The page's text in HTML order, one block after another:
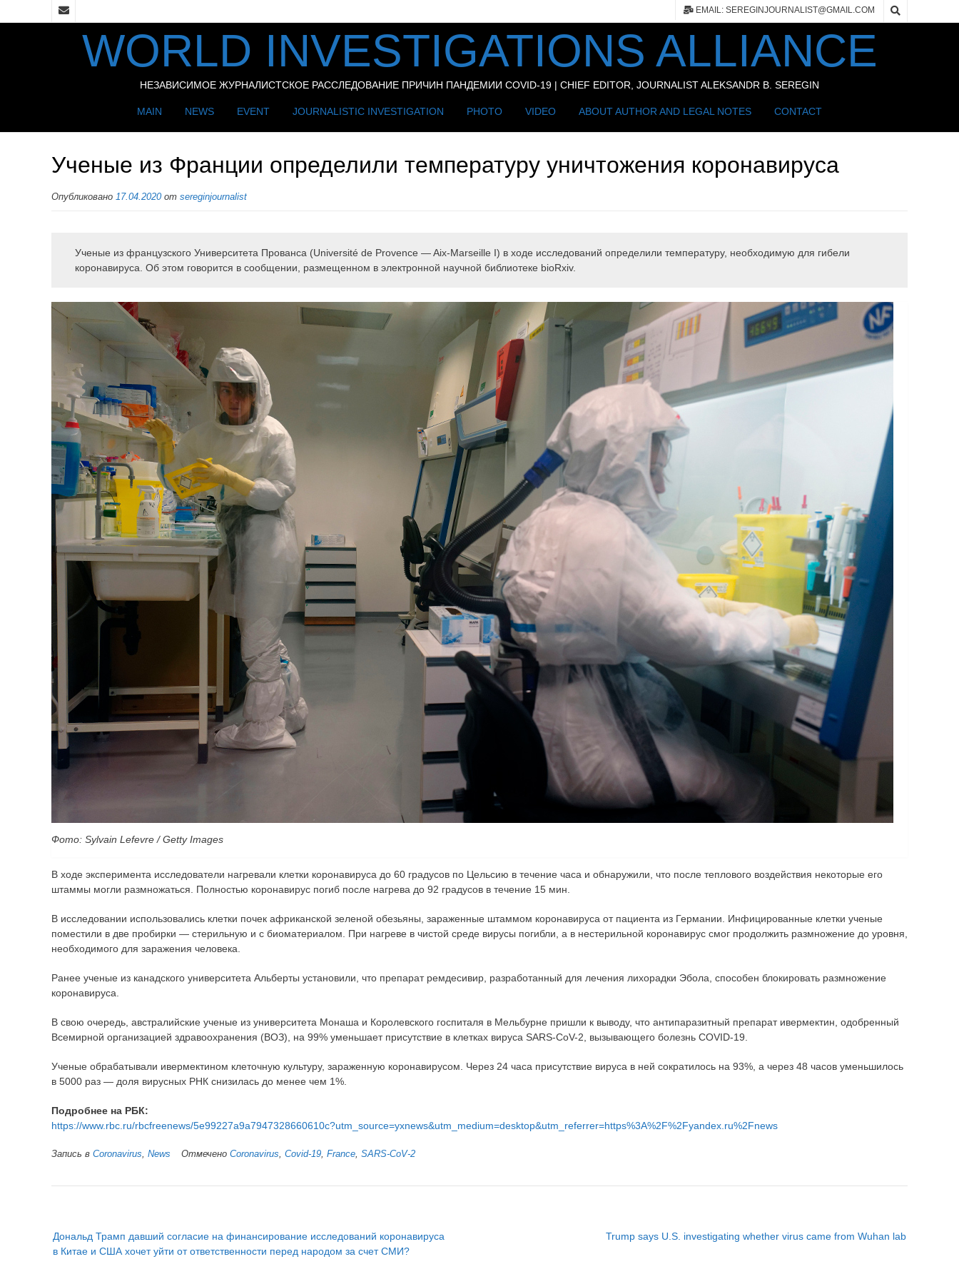
EMAIL: SEREGINJOURNALIST@GMAIL.COM
WORLD INVESTIGATIONS ALLIANCE
НЕЗАВИСИМОЕ ЖУРНАЛИСТСКОЕ РАССЛЕДОВАНИЕ ПРИЧИН ПАНДЕМИИ COVID-19 | CHIEF EDITOR, JOURNALIST ALEKSANDR B. SEREGIN
MAIN NEWS EVENT JOURNALISTIC INVESTIGATION PHOTO VIDEO ABOUT AUTHOR AND LEGAL NOTES CONTACT
Ученые из Франции определили температуру уничтожения коронавируса
Опубликовано 17.04.2020 от sereginjournalist
Ученые из французского Университета Прованса (Université de Provence — Aix-Marseille I) в ходе исследований определили температуру, необходимую для гибели
коронавируса. Об этом говорится в сообщении, размещенном в электронной научной библиотеке bioRxiv.
Фото: Sylvain Lefevre / Getty Images
В ходе эксперимента исследователи нагревали клетки коронавируса до 60 градусов по Цельсию в течение часа и обнаружили, что после теплового воздействия некоторые его
штаммы могли размножаться. Полностью коронавирус погиб после нагрева до 92 градусов в течение 15 мин.
В исследовании использовались клетки почек африканской зеленой обезьяны, зараженные штаммом коронавируса от пациента из Германии. Инфицированные клетки ученые
поместили в две пробирки — стерильную и с биоматериалом. При нагреве в чистой среде вирусы погибли, а в нестерильной коронавирус смог продолжить размножение до уровня,
необходимого для заражения человека.
Ранее ученые из канадского университета Альберты установили, что препарат ремдесивир, разработанный для лечения лихорадки Эбола, способен блокировать размножение
коронавируса.
В свою очередь, австралийские ученые из университета Монаша и Королевского госпиталя в Мельбурне пришли к выводу, что антипаразитный препарат ивермектин, одобренный
Всемирной организацией здравоохранения (ВОЗ), на 99% уменьшает присутствие в клетках вируса SARS-CoV-2, вызывающего болезнь COVID-19.
Ученые обрабатывали ивермектином клеточную культуру, зараженную коронавирусом. Через 24 часа присутствие вируса в ней сократилось на 93%, а через 48 часов уменьшилось
в 5000 раз — доля вирусных РНК снизилась до менее чем 1%.
Подробнее на РБК:
https://www.rbc.ru/rbcfreenews/5e99227a9a7947328660610c?utm_source=yxnews&utm_medium=desktop&utm_referrer=https%3A%2F%2Fyandex.ru%2Fnews
Запись в Coronavirus, News Отмечено Coronavirus, Covid-19, France, SARS-CoV-2
а
Trump says U.S. investigating whether virus came from Wuhan lab
Дональд Трамп давший согласие на финансирование исследований коронавируса
в Китае и США хочет уйти от ответственности перед народом за счет СМИ?